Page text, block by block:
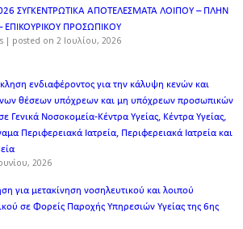
ΣΥΓΚΕΝΤΡΩΤΙΚΑ ΑΠΟΤΕΛΕΣΜΑΤΑ ΛΟΙΠΟΥ – ΠΛΗΝ
ΕΠΙΚΟΥΡΙΚΟΥ ΠΡΟΣΩΠΙΚOY
| posted on 2 Ιουλίου, 2026
ενδιαφέροντος για την κάλυψη κενών και
θέσεων υπόχρεων και μη υπόχρεων προσωπικών
Γενικά Νοσοκομεία-Κέντρα Υγείας, Κέντρα Υγείας,
Περιφερειακά Ιατρεία, Περιφερειακά Ιατρεία και
2026
για μετακίνηση νοσηλευτικού και λοιπού
σε Φορείς Παροχής Υπηρεσιών Υγείας της 6ης